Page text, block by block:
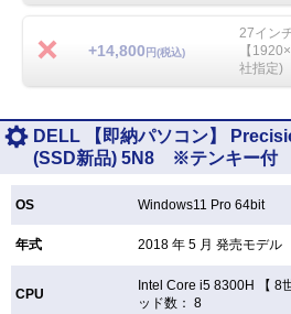
+14,800 円(税込)
27イン
【
社指定)
DELL 【即納パソコン】
(SSD新品) 5N8 ※テンキー付
OS Windows11 Pro 64bit
年式 2018 年 5 月 発売モデル
CPU
Intel Core i5 8300H 【8
ッド数： 8